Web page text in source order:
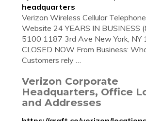
headquarters
Verizon Wireless Cellular
Website 24 YEARS IN BUSINESS
5100 1187 3rd Ave New York, NY
CLOSED NOW From Business:
Customers rely …
Verizon Corporate
Headquarters, Office
and Addresses